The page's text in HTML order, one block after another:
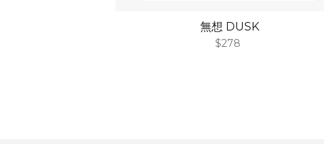
無想 DUSK
$278